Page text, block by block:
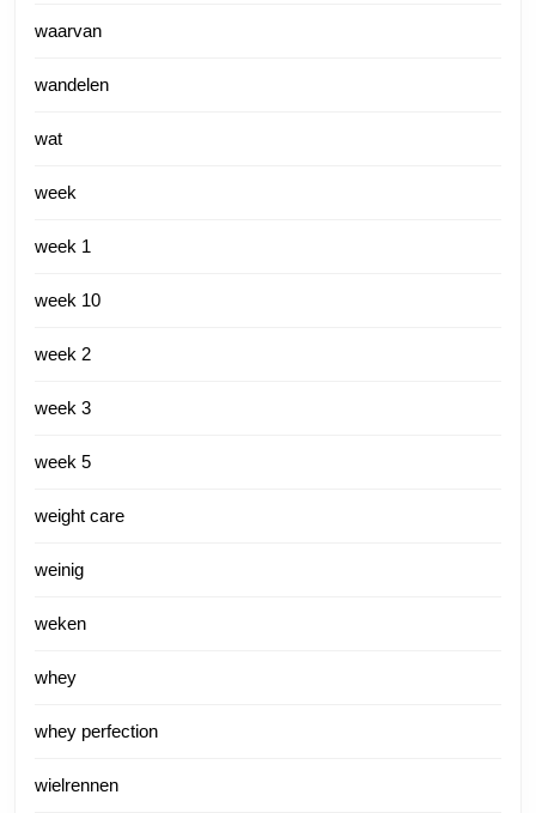
waarvan
wandelen
wat
week
week 1
week 10
week 2
week 3
week 5
weight care
weinig
weken
whey
whey perfection
wielrennen